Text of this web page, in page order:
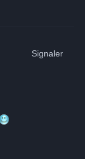
Signaler